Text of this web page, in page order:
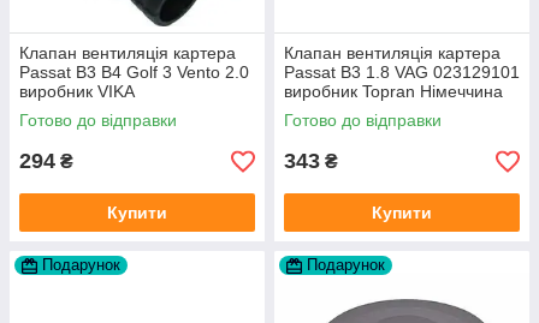
Клапан вентиляція картера
Passat B3 B4 Golf 3 Vento 2.0
виробник VIKA
Готово до відправки
294 ₴
Купити
Клапан вентиляція картера
Passat B3 1.8 VAG 023129101
виробник Topran Німеччина
Готово до відправки
343 ₴
Купити
Подарунок Подарунок